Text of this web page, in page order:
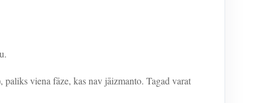
viena fāze, kas nav jāizmanto. Tagad varat